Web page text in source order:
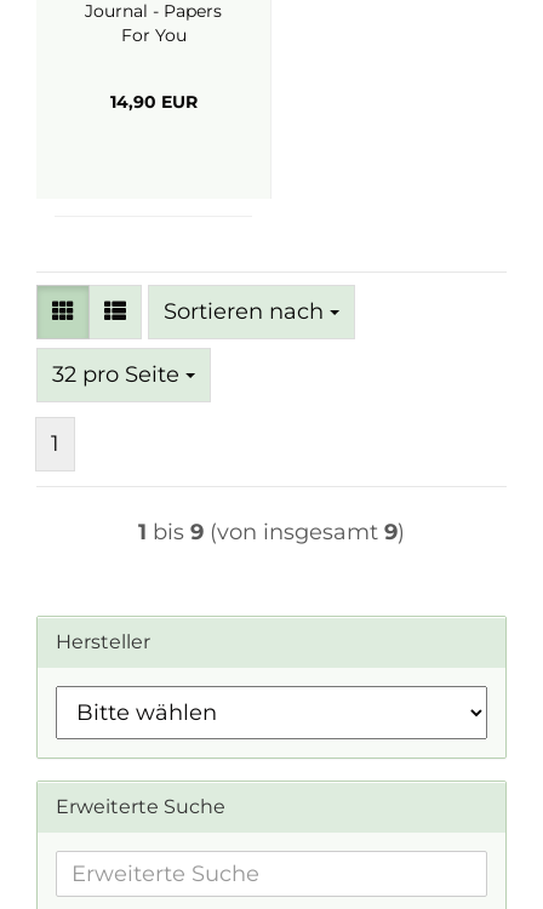
Journal - Papers
For You
14,90 EUR
Sortieren nach
Sortieren nach
32 pro Seite
pro Seite
1
1 bis 9 (von insgesamt 9)
Hersteller
Erweiterte Suche
Erweiterte
Suche